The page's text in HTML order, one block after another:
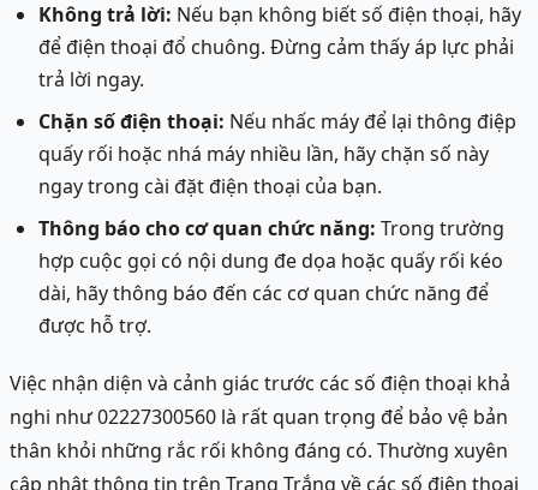
Không trả lời: Nếu bạn không biết số điện thoại, hãy
để điện thoại đổ chuông. Đừng cảm thấy áp lực phải
trả lời ngay.
Chặn số điện thoại: Nếu nhấc máy để lại thông điệp
quấy rối hoặc nhá máy nhiều lần, hãy chặn số này
ngay trong cài đặt điện thoại của bạn.
Thông báo cho cơ quan chức năng: Trong trường
hợp cuộc gọi có nội dung đe dọa hoặc quấy rối kéo
dài, hãy thông báo đến các cơ quan chức năng để
được hỗ trợ.
Việc nhận diện và cảnh giác trước các số điện thoại khả
nghi như 02227300560 là rất quan trọng để bảo vệ bản
thân khỏi những rắc rối không đáng có. Thường xuyên
cập nhật thông tin trên Trang Trắng về các số điện thoại